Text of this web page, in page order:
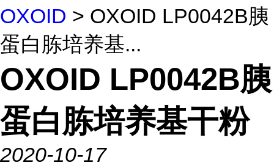
OXOID > OXOID LP0042B胰
蛋白胨培养基...
OXOID LP0042B胰
蛋白胨培养基干粉
2020-10-17